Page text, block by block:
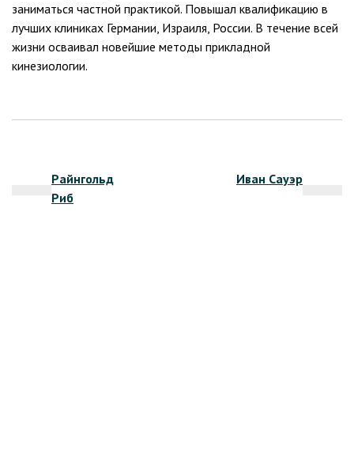
заниматься частной практикой. Повышал квалификацию в
лучших клиниках Германии, Израиля, России. В течение всей
жизни осваивал новейшие методы прикладной
кинезиологии.
Райнгольд
Риб
Иван Сауэр